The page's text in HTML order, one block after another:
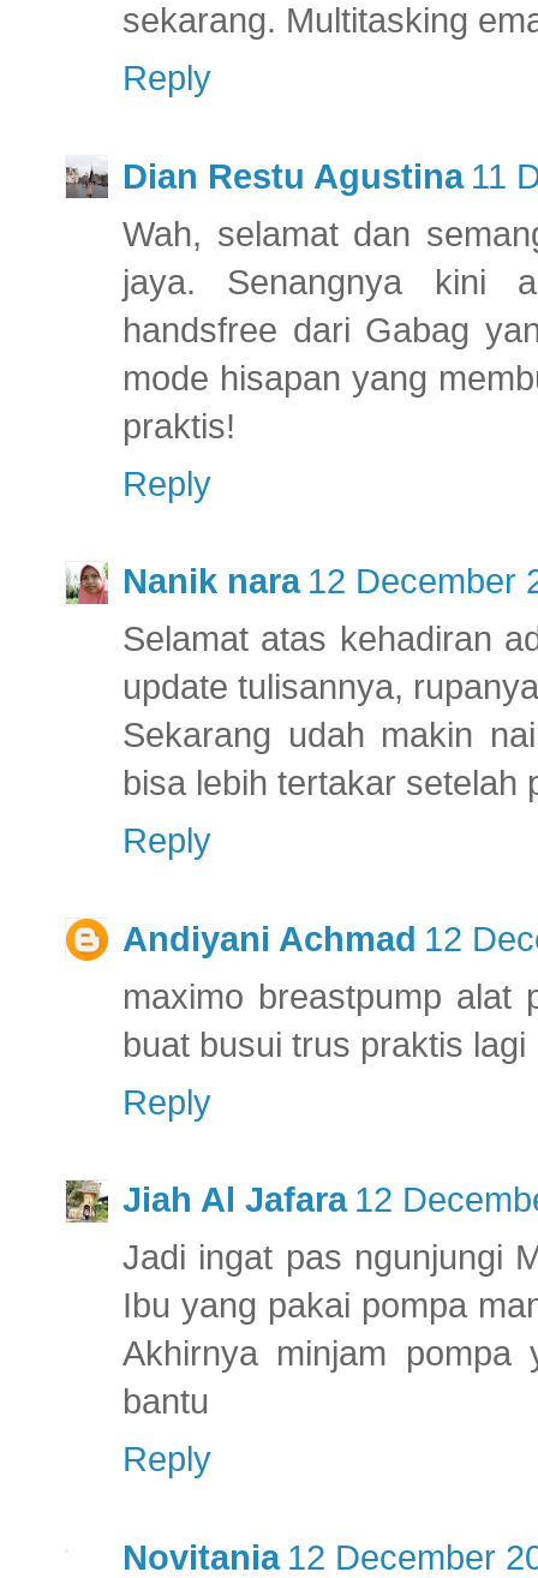
sekarang. Multitasking
Reply
Dian Restu Agustina 11
Wah, selamat dan
jaya. Senangnya kini
handsfree dari Gabag
mode hisapan yang
praktis!
Reply
Nanik nara 12 December
Selamat atas kehadiran
update tulisannya,
Sekarang udah makin
bisa lebih tertakar setelah
Reply
Andiyani Achmad 12
maximo breastpump alat
buat busui trus praktis lagi
Reply
Jiah Al Jafara 12
Jadi ingat pas ngunjungi
Ibu yang pakai pompa
Akhirnya minjam pompa
bantu
Reply
Novitania 12 December